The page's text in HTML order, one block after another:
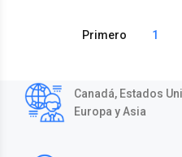
Primero 1
Canadá, Estados
Europa y Asia